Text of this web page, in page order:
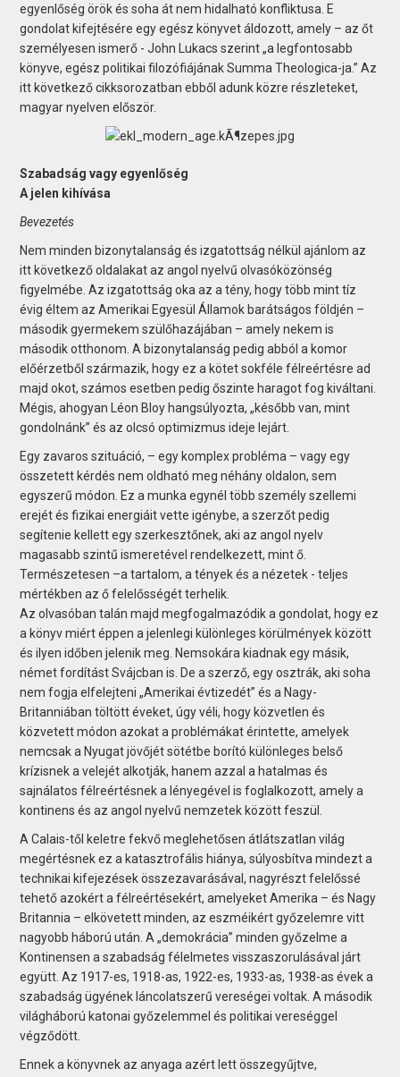
egyenlőség örök és soha át nem hidalható konfliktusa. E
gondolat kifejtésére egy egész könyvet áldozott, amely – az őt
személyesen ismerő - John Lukacs szerint „a legfontosabb
könyve, egész politikai filozófiájának Summa Theologica-ja.” Az
itt következő cikksorozatban ebből adunk közre részleteket,
magyar nyelven először.
Szabadság vagy egyenlőség
A jelen kihívása
Bevezetés
Nem minden bizonytalanság és izgatottság nélkül ajánlom az
itt következő oldalakat az angol nyelvű olvasóközönség
figyelmébe. Az izgatottság oka az a tény, hogy több mint tíz
évig éltem az Amerikai Egyesül Államok barátságos földjén –
második gyermekem szülőhazájában – amely nekem is
második otthonom. A bizonytalanság pedig abból a komor
előérzetből származik, hogy ez a kötet sokféle félreértésre ad
majd okot, számos esetben pedig őszinte haragot fog kiváltani.
Mégis, ahogyan Léon Bloy hangsúlyozta, „később van, mint
gondolnánk” és az olcsó optimizmus ideje lejárt.
Egy zavaros szituáció, – egy komplex probléma – vagy egy
összetett kérdés nem oldható meg néhány oldalon, sem
egyszerű módon. Ez a munka egynél több személy szellemi
erejét és fizikai energiáit vette igénybe, a szerzőt pedig
segítenie kellett egy szerkesztőnek, aki az angol nyelv
magasabb szintű ismeretével rendelkezett, mint ő.
Természetesen –a tartalom, a tények és a nézetek - teljes
mértékben az ő felelősségét terhelik.
Az olvasóban talán majd megfogalmazódik a gondolat, hogy ez
a könyv miért éppen a jelenlegi különleges körülmények között
és ilyen időben jelenik meg. Nemsokára kiadnak egy másik,
német fordítást Svájcban is. De a szerző, egy osztrák, aki soha
nem fogja elfelejteni „Amerikai évtizedét” és a Nagy-
Britanniában töltött éveket, úgy véli, hogy közvetlen és
közvetett módon azokat a problémákat érintette, amelyek
nemcsak a Nyugat jövőjét sötétbe borító különleges belső
krízisnek a velejét alkotják, hanem azzal a hatalmas és
sajnálatos félreértésnek a lényegével is foglalkozott, amely a
kontinens és az angol nyelvű nemzetek között feszül.
A Calais-től keletre fekvő meglehetősen átlátszatlan világ
megértésnek ez a katasztrofális hiánya, súlyosbítva mindezt a
technikai kifejezések összezavarásával, nagyrészt felelőssé
tehető azokért a félreértésekért, amelyeket Amerika – és Nagy
Britannia – elkövetett minden, az eszméikért győzelemre vitt
nagyobb háború után. A „demokrácia” minden győzelme a
Kontinensen a szabadság félelmetes visszaszorulásával járt
együtt. Az 1917-es, 1918-as, 1922-es, 1933-as, 1938-as évek a
szabadság ügyének láncolatszerű vereségei voltak. A második
világháború katonai győzelemmel és politikai vereséggel
végződött.
Ennek a könyvnek az anyaga azért lett összegyűjtve,